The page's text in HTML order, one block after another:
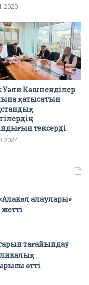
Уәли Көшпенділер
қатысатын
тексерді
алаулары»
тағайындау
өтті